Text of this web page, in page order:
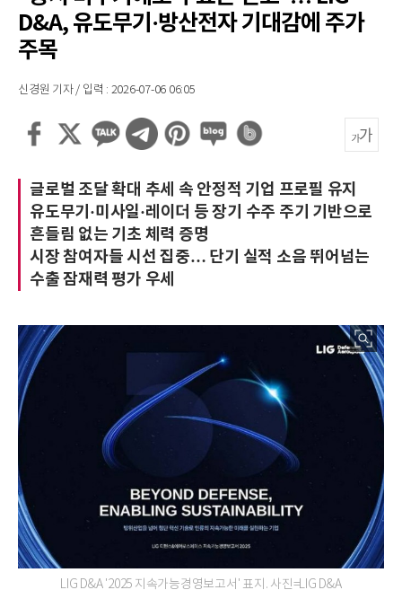
D&A, 유도무기·방산전자 기대감에 주가
주목
신경원 기자 / 입력 : 2026-07-06 06:05
글로벌 조달 확대 추세 속 안정적 기업 프로필 유지
유도무기·미사일·레이더 등 장기 수주 주기 기반으로
흔들림 없는 기초 체력 증명
시장 참여자들 시선 집중… 단기 실적 소음 뛰어넘는
수출 잠재력 평가 우세
LIG D&A '2025 지속가능경영보고서' 표지. 사진=LIG D&A